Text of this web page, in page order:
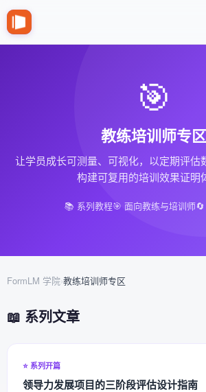
🎯
教练培训师专区
让学员成长可测量、可视化，以定期评估
构建可复用的培训效果证明
📚 系列教程🎯 面向教练与培训师
FormLM 学院›教练培训师专区
📖 系列文章
⭐ 系列开篇
领导力发展项目的三阶段评估设计指南